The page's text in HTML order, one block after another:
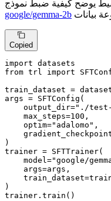
يوضح كيفية ضبط نموذج
google/gemma-2b
Copied
import
from trl import
train_dataset =
args = SFTConfig(
    output_dir=
"./test-
    max_steps=
100 ,
    optim=
"adalomo" ,
)
trainer = SFTTrainer(
    model=
"google/
    args=args,
)
trainer.train()